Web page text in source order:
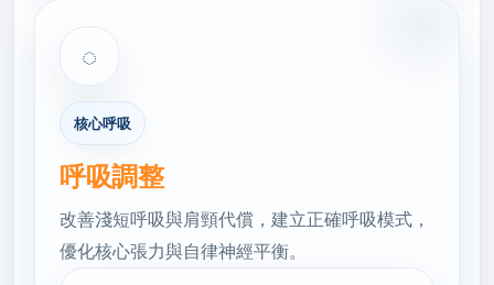
◌
核心呼吸
呼吸調整
改善淺短呼吸與肩頸代償，建立正確呼吸模式，
優化核心張力與自律神經平衡。